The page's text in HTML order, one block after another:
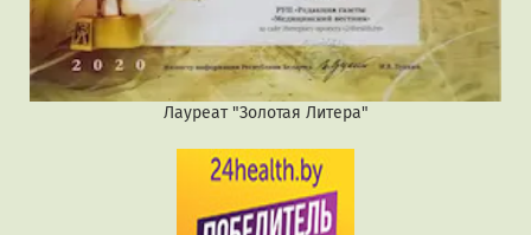
Лауреат "Золотая Литера"